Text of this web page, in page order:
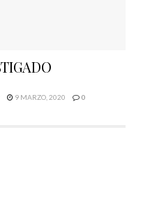
9 MARZO, 2020 0